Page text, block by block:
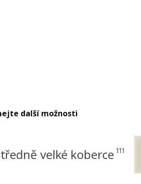
další možnosti
velké koberce 111